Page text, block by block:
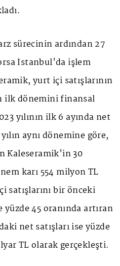
sürecinin ardından 27
İstanbul'da işlem
yurt içi satışlarının
ilk dönemini finansal
yılının ilk 6 ayında net
aynı dönemine göre,
Kaleseramik'in 30
karı 554 milyon TL
satışlarını bir önceki
yüzde 45 oranında artıran
net satışları ise yüzde
TL olarak gerçekleşti.